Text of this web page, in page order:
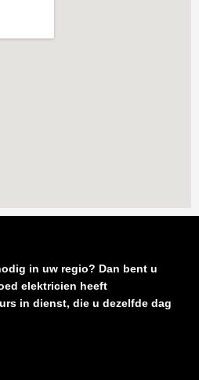
in uw regio? Dan bent u
elektricien heeft
in dienst, die u dezelfde dag